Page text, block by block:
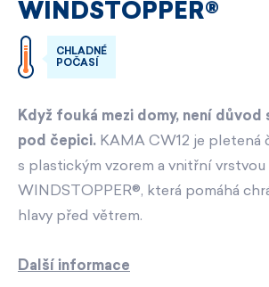
WINDSTOPPER®
CHLADNÉ
POČASÍ
Když fouká mezi domy, není důvod
pod čepici. KAMA CW12 je pletená
s plastickým vzorem a vnitřní vrstvou
WINDSTOPPER®, která pomáhá
hlavy před větrem.
Další informace